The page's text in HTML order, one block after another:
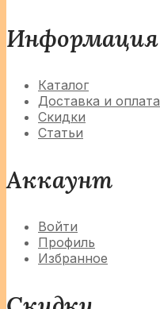
Информация
Каталог
Доставка и оплата
Скидки
Статьи
Аккаунт
Войти
Профиль
Избранное